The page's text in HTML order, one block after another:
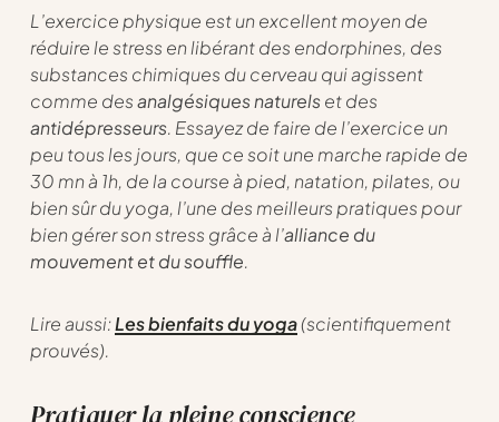
L’exercice physique est un excellent moyen de
réduire le stress en libérant des endorphines, des
substances chimiques du cerveau qui agissent
comme desanalgésiques naturelset des
antidépresseurs. Essayez de faire de l’exercice un
peu tous les jours, que ce soit une marche rapide de
30 mn à 1h, de la course à pied, natation, pilates, ou
bien sûr du yoga, l’une des meilleurs pratiques pour
bien gérer son stress grâce à l’alliance du
mouvement et du souffle.
Lire aussi:Les bienfaits du yoga(scientifiquement
prouvés).